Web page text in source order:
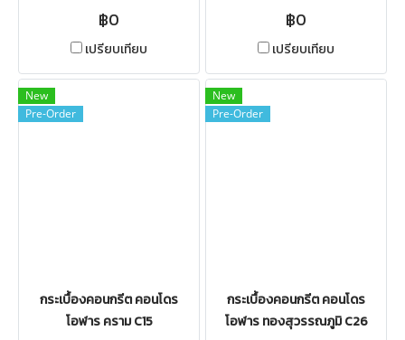
฿0
เปรียบเทียบ
฿0
เปรียบเทียบ
New
Pre-Order
กระเบื้องคอนกรีต คอนโดร
โอฬาร คราม C15
New
Pre-Order
กระเบื้องคอนกรีต คอนโดร
โอฬาร ทองสุวรรณภูมิ C26